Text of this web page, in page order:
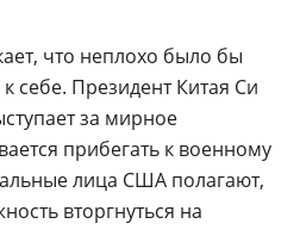
что неплохо было бы
себе. Президент Китая Си
за мирное
прибегать к военному
лица США полагают,
вторгнуться на